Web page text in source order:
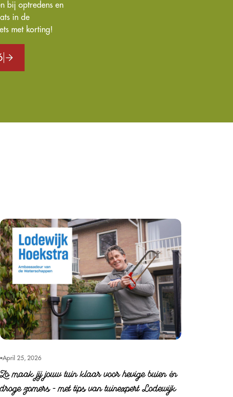
bij optredens en
in de
met korting!
April 25, 2026
Zo maak jij jouw tuin klaar voor hevige buien én
droge zomers – met tips van tuinexpert Lodewijk